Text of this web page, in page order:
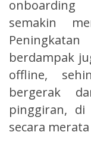
semakin
berdampak
offline,
bergerak
pinggiran, di
secara